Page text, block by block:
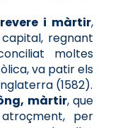
i màrtir,
regnant
moltes
va patir els
(1582).
màrtir, que
per